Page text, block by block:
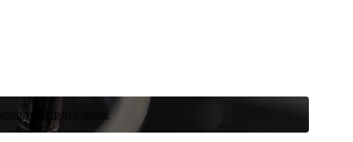
yedek parça bulun.